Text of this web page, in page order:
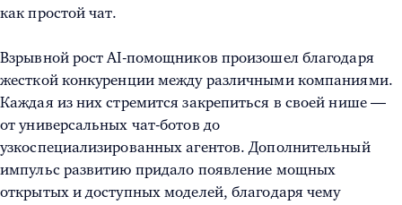
как простой чат.
Взрывной рост AI-помощников произошел благодаря
жесткой конкуренции между различными компаниями.
Каждая из них стремится закрепиться в своей нише —
от универсальных чат-ботов до
узкоспециализированных агентов. Дополнительный
импульс развитию придало появление мощных
открытых и доступных моделей, благодаря чему